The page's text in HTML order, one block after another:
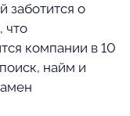
заботится о
что
компании в 10
найм и